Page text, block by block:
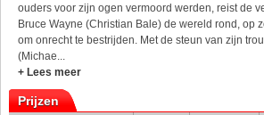
ouders voor zijn ogen vermoord werden, reist de
Bruce Wayne (Christian Bale) de wereld rond, op
om onrecht te bestrijden. Met de steun van zijn
(Michae...
+ Lees meer
Prijzen